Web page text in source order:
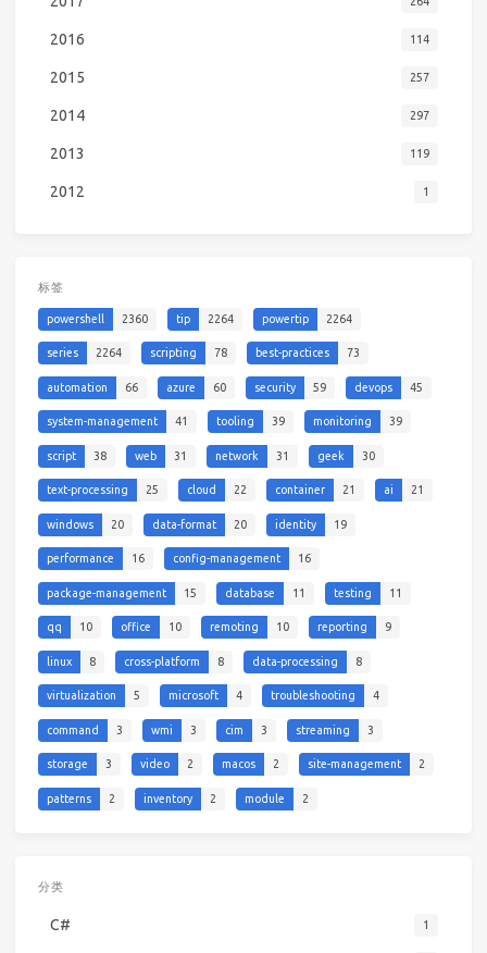
2016 114
2015 257
2014 297
2013 119
2012 1
标签
powershell 2360 tip 2264 powertip 2264
series 2264 scripting 78 best-practices 73
automation 66 azure 60 security 59 devops 45
system-management 41 tooling 39 monitoring 39
script 38 web 31 network 31 geek 30
text-processing 25 cloud 22 container 21 ai 21
windows 20 data-format 20 identity 19
performance 16 config-management 16
package-management 15 database 11 testing 11
qq 10 office 10 remoting 10 reporting 9
linux 8 cross-platform 8 data-processing 8
virtualization 5 microsoft 4 troubleshooting 4
command 3 wmi 3 cim 3 streaming 3
storage 3 video 2 macos 2 site-management 2
patterns 2 inventory 2 module 2
分类
C# 1